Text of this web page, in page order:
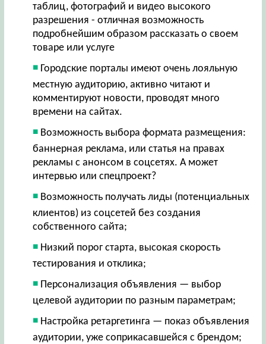
таблиц, фотографий и видео высокого
разрешения - отличная возможность
подробнейшим образом рассказать о своем
товаре или услуге
Городские порталы имеют очень лояльную
местную аудиторию, активно читают и
комментируют новости, проводят много
времени на сайтах.
Возможность выбора формата размещения:
баннерная реклама, или статья на правах
рекламы с анонсом в соцсетях. А может
интервью или спецпроект?
Возможность получать лиды (потенциальных
клиентов) из соцсетей без создания
собственного сайта;
Низкий порог старта, высокая скорость
тестирования и отклика;
Персонализация объявления — выбор
целевой аудитории по разным параметрам;
Настройка ретаргетинга — показ объявления
аудитории, уже соприкасавшейся с брендом;